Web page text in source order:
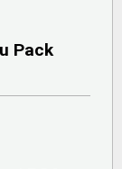
Pack